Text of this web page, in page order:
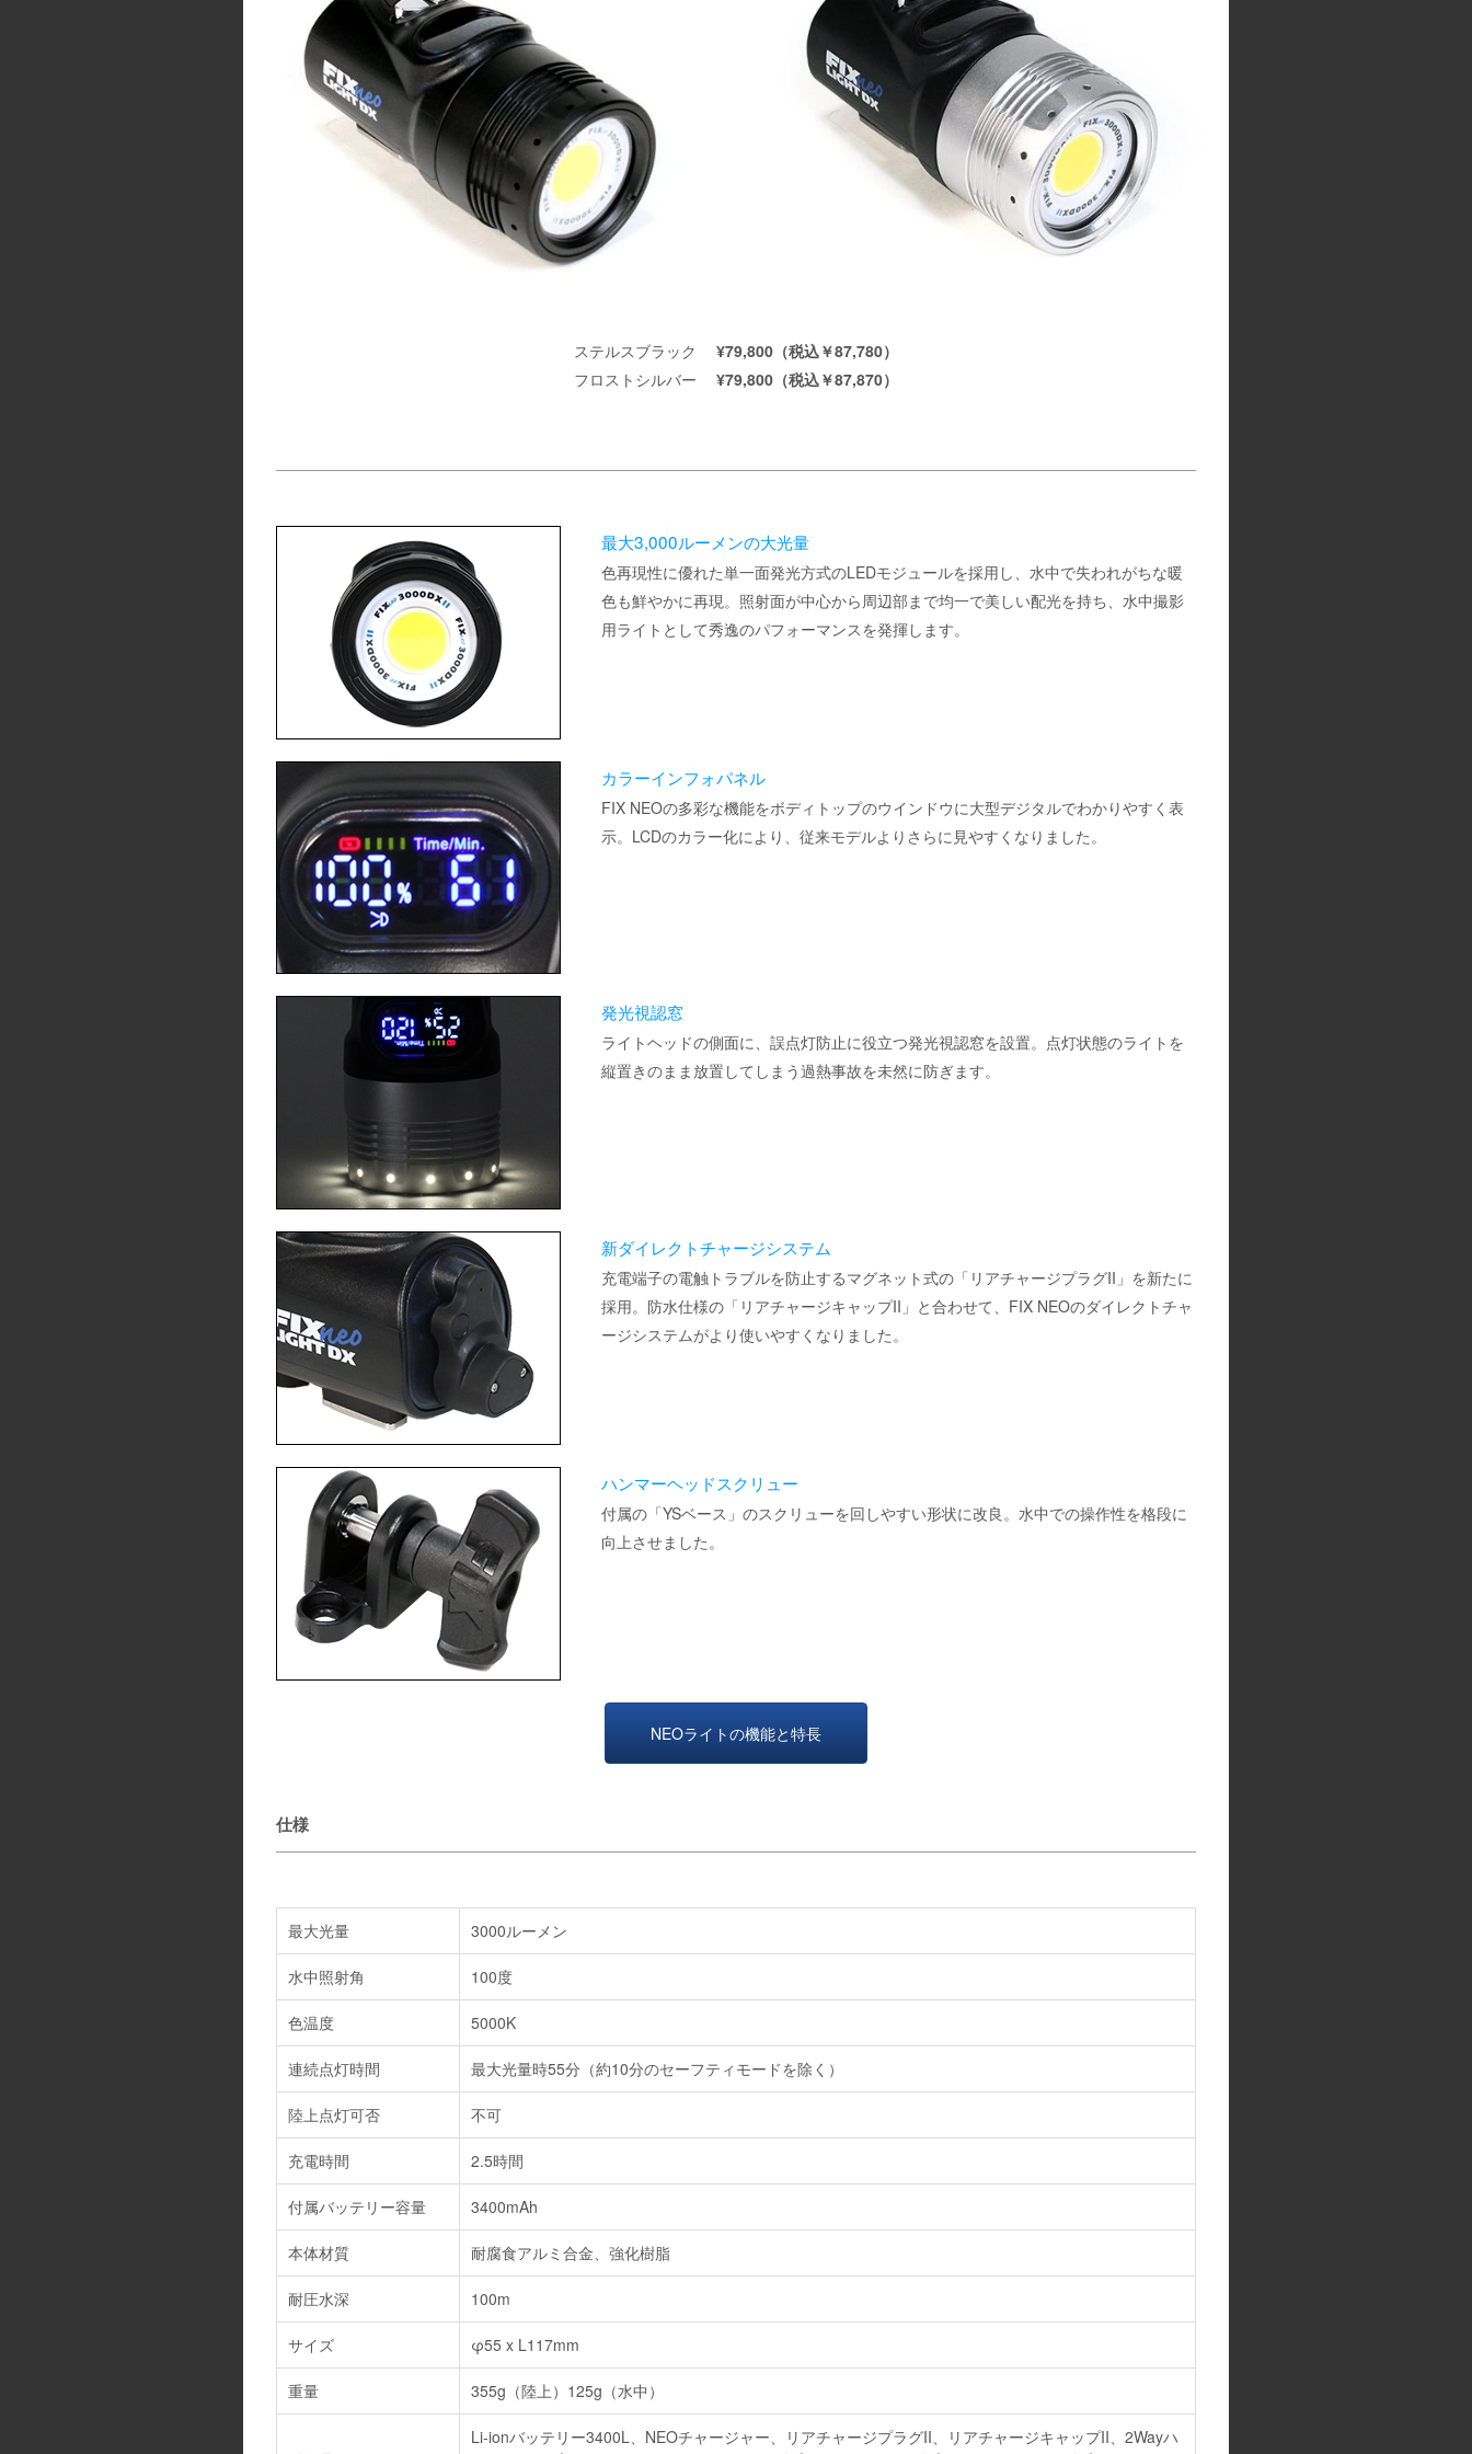
ステルスブラック ¥79,800（税込￥87,780）
フロストシルバー
¥79,800（税込￥87,870）
最大3,000ルーメンの大光量
色再現性に優れた単一面発光方式のLEDモジュールを採用し、水中で失われがちな暖
色も鮮やかに再現。照射面が中心から周辺部まで均一で美しい配光を持ち、水中撮影
用ライトとして秀逸のパフォーマンスを発揮します。
カラーインフォパネル
FIX NEOの多彩な機能をボディトップのウインドウに大型デジタルでわかりやすく表
示。LCDのカラー化により、従来モデルよりさらに見やすくなりました。
発光視認窓
ライトヘッドの側面に、誤点灯防止に役立つ発光視認窓を設置。点灯状態のライトを
縦置きのまま放置してしまう過熱事故を未然に防ぎます。
新ダイレクトチャージシステム
充電端子の電触トラブルを防止するマグネット式の「リアチャージプラグII」を新たに
採用。防水仕様の「リアチャージキャップII」と合わせて、FIX NEOのダイレクトチャ
ージシステムがより使いやすくなりました。
ハンマーヘッドスクリュー
付属の「YSベース」のスクリューを回しやすい形状に改良。水中での操作性を格段に
向上させました。
NEOライトの機能と特長
仕様
最大光量 3000ルーメン
水中照射角 100度
色温度 5000K
連続点灯時間 最大光量時55分（約10分のセーフティモードを除く）
陸上点灯可否 不可
充電時間 2.5時間
付属バッテリー容量 3400mAh
本体材質 耐腐食アルミ合金、強化樹脂
耐圧水深 100m
サイズ φ55 x L117mm
重量 355g（陸上）125g（水中）
Li-ionバッテリー3400L、NEOチャージャー、リアチャージプラグII、リアチャージキャップII、2Wayハ